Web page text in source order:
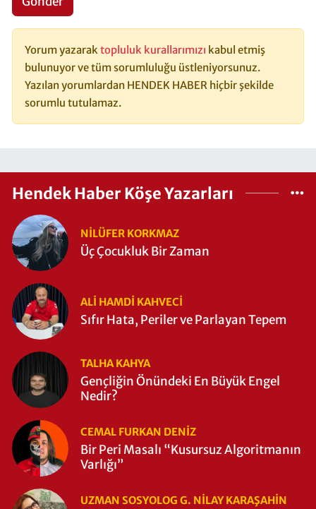
Yorum yazarak topluluk kurallarımızı kabul etmiş
bulunuyor ve tüm sorumluluğu üstleniyorsunuz.
Yazılan yorumlardan HENDEK HABER hiçbir şekilde
sorumlu tutulamaz.
Hendek Haber Köşe Yazarları
NILÜFER KORKMAZ
Üç Çocukluk Bir Zaman
ALI HAMDI KAHVECİ
Sıfır Hata, Periler ve Parlayan Tepem
TALHA KAHYA
Gençliğin Önündeki En Büyük Engel
Nedir?
CEMAL FURKAN DENİZ
Bir Peri Masalı “Kusursuz Algoritmanın
Varlığı”
UZMAN SOSYOLOG G. NILAY KARAŞAHİN